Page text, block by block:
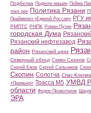
Подбелка Поджоги машин Пойма
трех рек Политика Рязани
Праймериз «Единой России» РГУ
РМПТС РНПК Роман Путин
городская Дума
Рязанский нефтезавод
район Рязанский цирк
Северный обход Семен Сазонов
Сергей Ежов Сергей Сальников
Скопин Солотча Спас-
«Премьер» Трасса М5 УМВД
области Федор Провоторов
ЭРА